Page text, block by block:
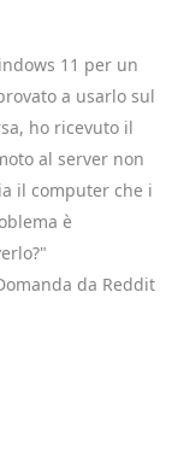
11 per un
a usarlo sul
ho ricevuto il
al server non
il computer che i
è
da Reddit